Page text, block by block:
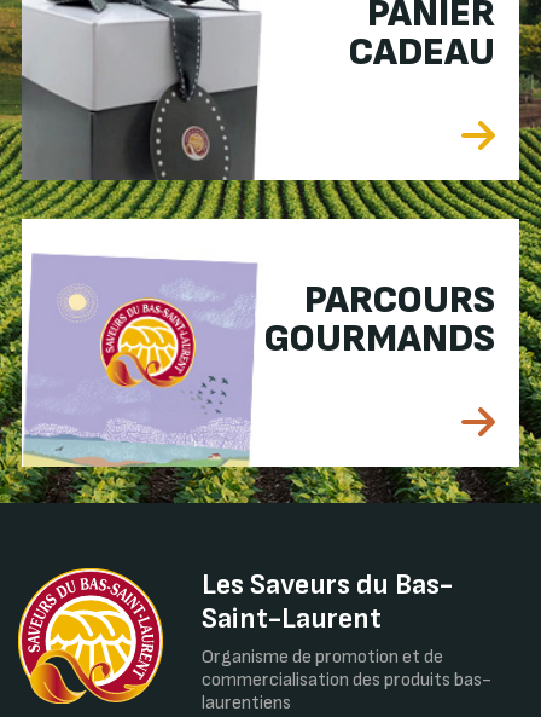
PANIER
CADEAU
PARCOURS
GOURMANDS
Les Saveurs du Bas-
Saint-Laurent
Organisme de promotion et de
commercialisation des produits bas-
laurentiens